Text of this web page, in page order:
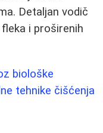
Detaljan vodič
i proširenih
biološke
tehnike čišćenja